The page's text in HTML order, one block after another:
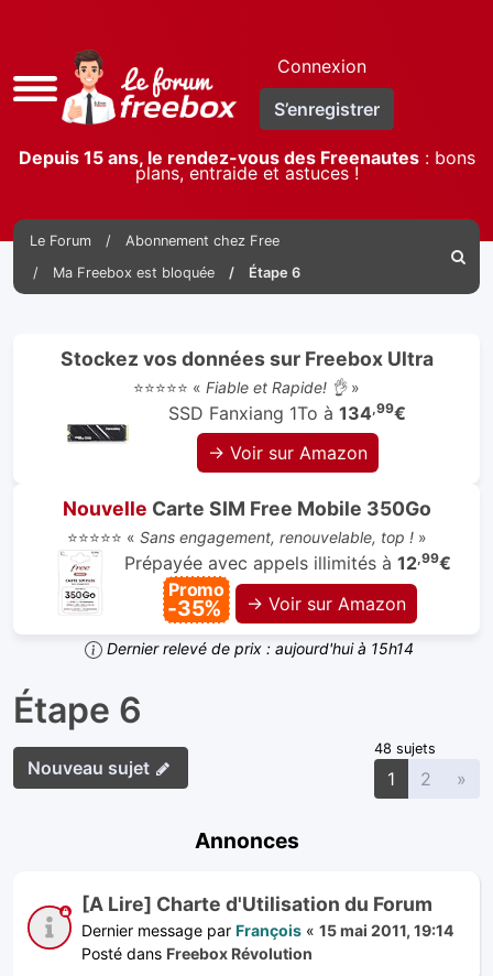
Accès
rapide
Connexion
S’enregistrer
Depuis 15 ans, le rendez-vous des Freenautes: bons
plans, entraide et astuces !
Le Forum
Abonnement chez Free
Ma Freebox est bloquée
Étape 6
Stockez vos données sur Freebox Ultra
⭐⭐⭐⭐⭐ « Fiable et Rapide! 👌»
SSD Fanxiang 1To à 134,99€
→ Voir sur Amazon
Nouvelle Carte SIM Free Mobile 350Go
⭐⭐⭐⭐⭐ « Sans engagement, renouvelable, top !»
Prépayée avec appels illimités à 12,99€
Promo
-35% → Voir sur Amazon
Dernier relevé de prix : aujourd'hui à 15h14
Étape 6
Nouveau sujet
48 sujets
1 2 »
Annonces
[A Lire] Charte d'Utilisation du Forum
Dernier message par François « 15 mai 2011, 19:14
Posté dans Freebox Révolution